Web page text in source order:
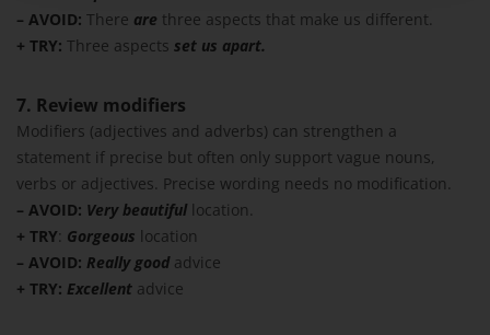
– AVOID: There are three aspects that make us different.
+ TRY: Three aspects set us apart.
7. Review modifiers
Modifiers (adjectives and adverbs) can strengthen a
statement if precise but often only support vague nouns,
verbs or adjectives. Precise wording needs no modification.
– AVOID: Very beautiful location.
+ TRY: Gorgeous location
– AVOID: Really goodadvice
+ TRY: Excellent advice